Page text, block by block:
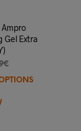
Ampro
Extra
€